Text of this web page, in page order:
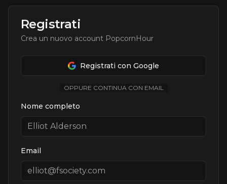
Registrati
Crea un nuovo account PopcornHour
Registrati con Google
OPPURE CONTINUA CON EMAIL
Nome completo
Email